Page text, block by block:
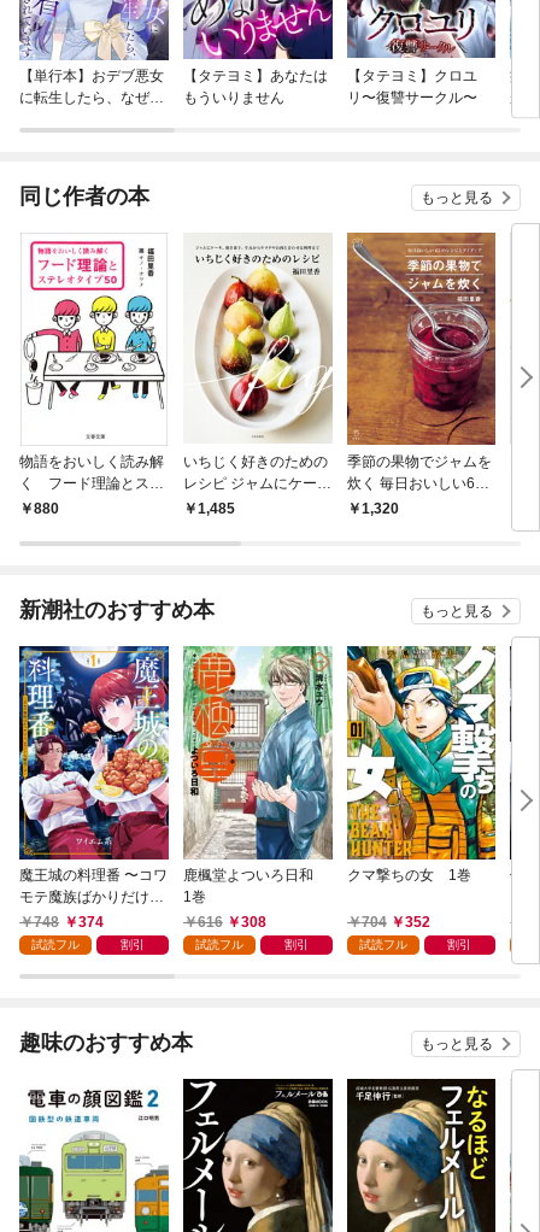
【単行本】おデブ悪女
に転生したら、なぜか
【タテヨミ】あなたは
もういりません
【タテヨミ】クロユ
リ〜復讐サークル〜
病
が
ぎ
同じ作者の本 もっと見る
物語をおいしく読み解
く フード理論とステ
レオタイプ50
880
いちじく好きのための
レシピ ジャムにケー
キ、焼き菓子、それか
せる料理
1,485
季節の果物でジャムを
炊く 毎日おいしい63
のレシピとアイディア
1,320
新潮社のおすすめ本 もっと見る
魔王城の料理番 〜コワ
モテ魔族ばかりだけ
ど、ホワイトな職場で
す〜 1巻
748 374
試読フル 割引
鹿楓堂よついろ日和
1巻
616
308
試読フル 割引
クマ撃ちの女 1巻
704 352
試読フル 割引
俺
る
趣味のおすすめ本 もっと見る